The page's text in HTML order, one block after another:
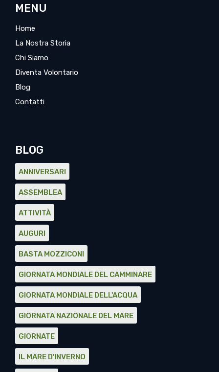
MENU
Home
La Nostra Storia
Chi Siamo
Diventa Volontario
Blog
Contatti
BLOG
ANNIVERSARI
ASSEMBLEA
ATTIVITÀ
AUGURI
BASTA MOZZICONI
GIORNATA MONDIALE DEL CAMMINARE
GIORNATA MONDIALE DELL'ACQUA
GIORNATA NAZIONALE DEL MARE
GIORNATE
IL MARE D'INVERNO